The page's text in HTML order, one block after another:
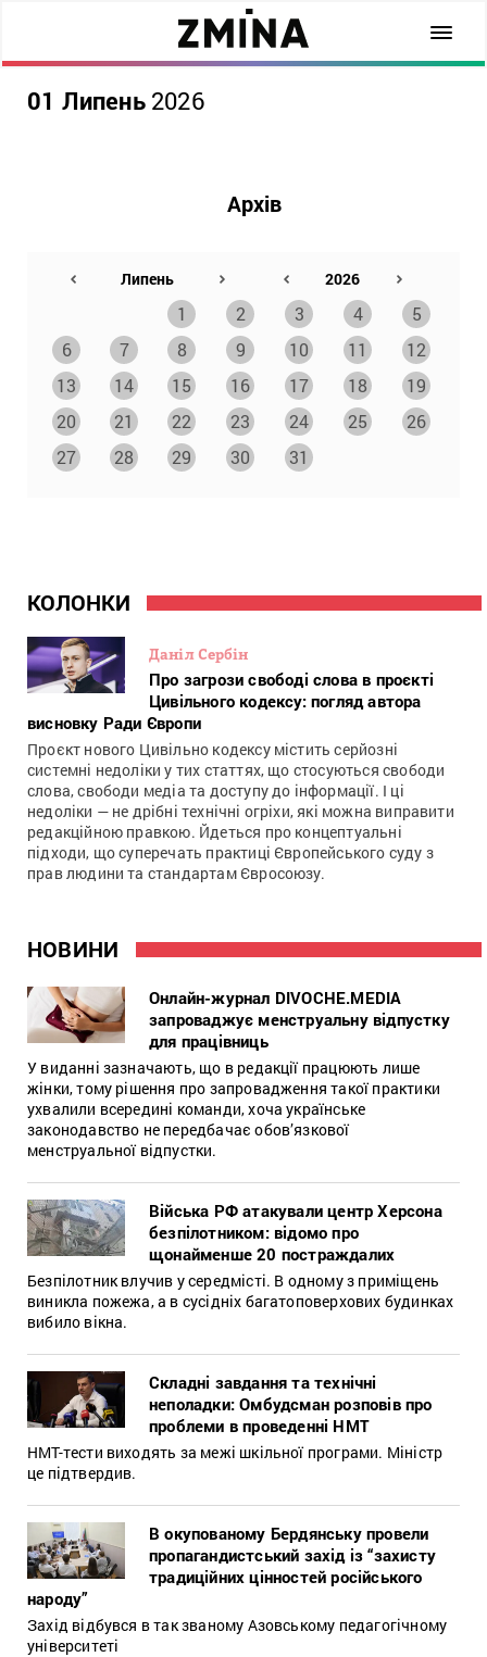
01 Липень 2026
КОЛОНКИ
Даніл Сербін
Про загрози свободі слова в проєкті
Цивільного кодексу: погляд автора
висновку Ради Європи
Проєкт нового Цивільно кодексу містить серйозні
системні недоліки у тих статтях, що стосуються свободи
слова, свободи медіа та доступу до інформації. І ці
недоліки — не дрібні технічні огріхи, які можна виправити
редакційною правкою. Йдеться про концептуальні
підходи, що суперечать практиці Європейського суду з
прав людини та стандартам Євросоюзу.
НОВИНИ
Онлайн-журнал DIVOCHE.MEDIA
запроваджує менструальну відпустку
для працівниць
У виданні зазначають, що в редакції працюють лише
жінки, тому рішення про запровадження такої практики
ухвалили всередині команди, хоча українське
законодавство не передбачає обов’язкової
менструальної відпустки.
Війська РФ атакували центр Херсона
безпілотником: відомо про
щонайменше 20 постраждалих
Безпілотник влучив у середмісті. В одному з приміщень
виникла пожежа, а в сусідніх багатоповерхових будинках
вибило вікна.
Складні завдання та технічні
неполадки: Омбудсман розповів про
проблеми в проведенні НМТ
НМТ-тести виходять за межі шкільної програми. Міністр
це підтвердив.
В окупованому Бердянську провели
пропагандистський захід із “захисту
традиційних цінностей російського
народу”
Захід відбувся в так званому Азовському педагогічному
університеті
Архів
1 2 3 4
5
6
7 8 9 10 11
12
13
14 15 16 17 18
19
20
21 22 23 24 25
26
27
28 29 30 31